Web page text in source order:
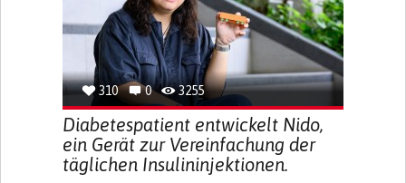
GENERAL AND FAMILY MEDICINE
NEUROLOGY
FRANCE
310 0 3255
Diabetespatient entwickelt Nido,
ein Gerät zur Vereinfachung der
täglichen Insulininjektionen.